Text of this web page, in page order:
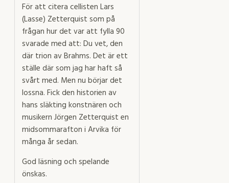
För att citera cellisten Lars
(Lasse) Zetterquist som på
frågan hur det var att fylla 90
svarade med att: Du vet, den
där trion av Brahms. Det är ett
ställe där som jag har haft så
svårt med. Men nu börjar det
lossna. Fick den historien av
hans släkting konstnären och
musikern Jörgen Zetterquist en
midsommarafton i Arvika för
många år sedan.
God läsning och spelande
önskas.